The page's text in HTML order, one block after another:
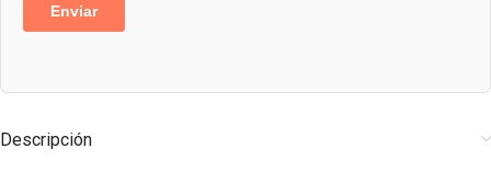
Descripción